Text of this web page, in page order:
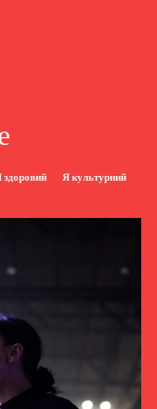
здоровий Я культурний